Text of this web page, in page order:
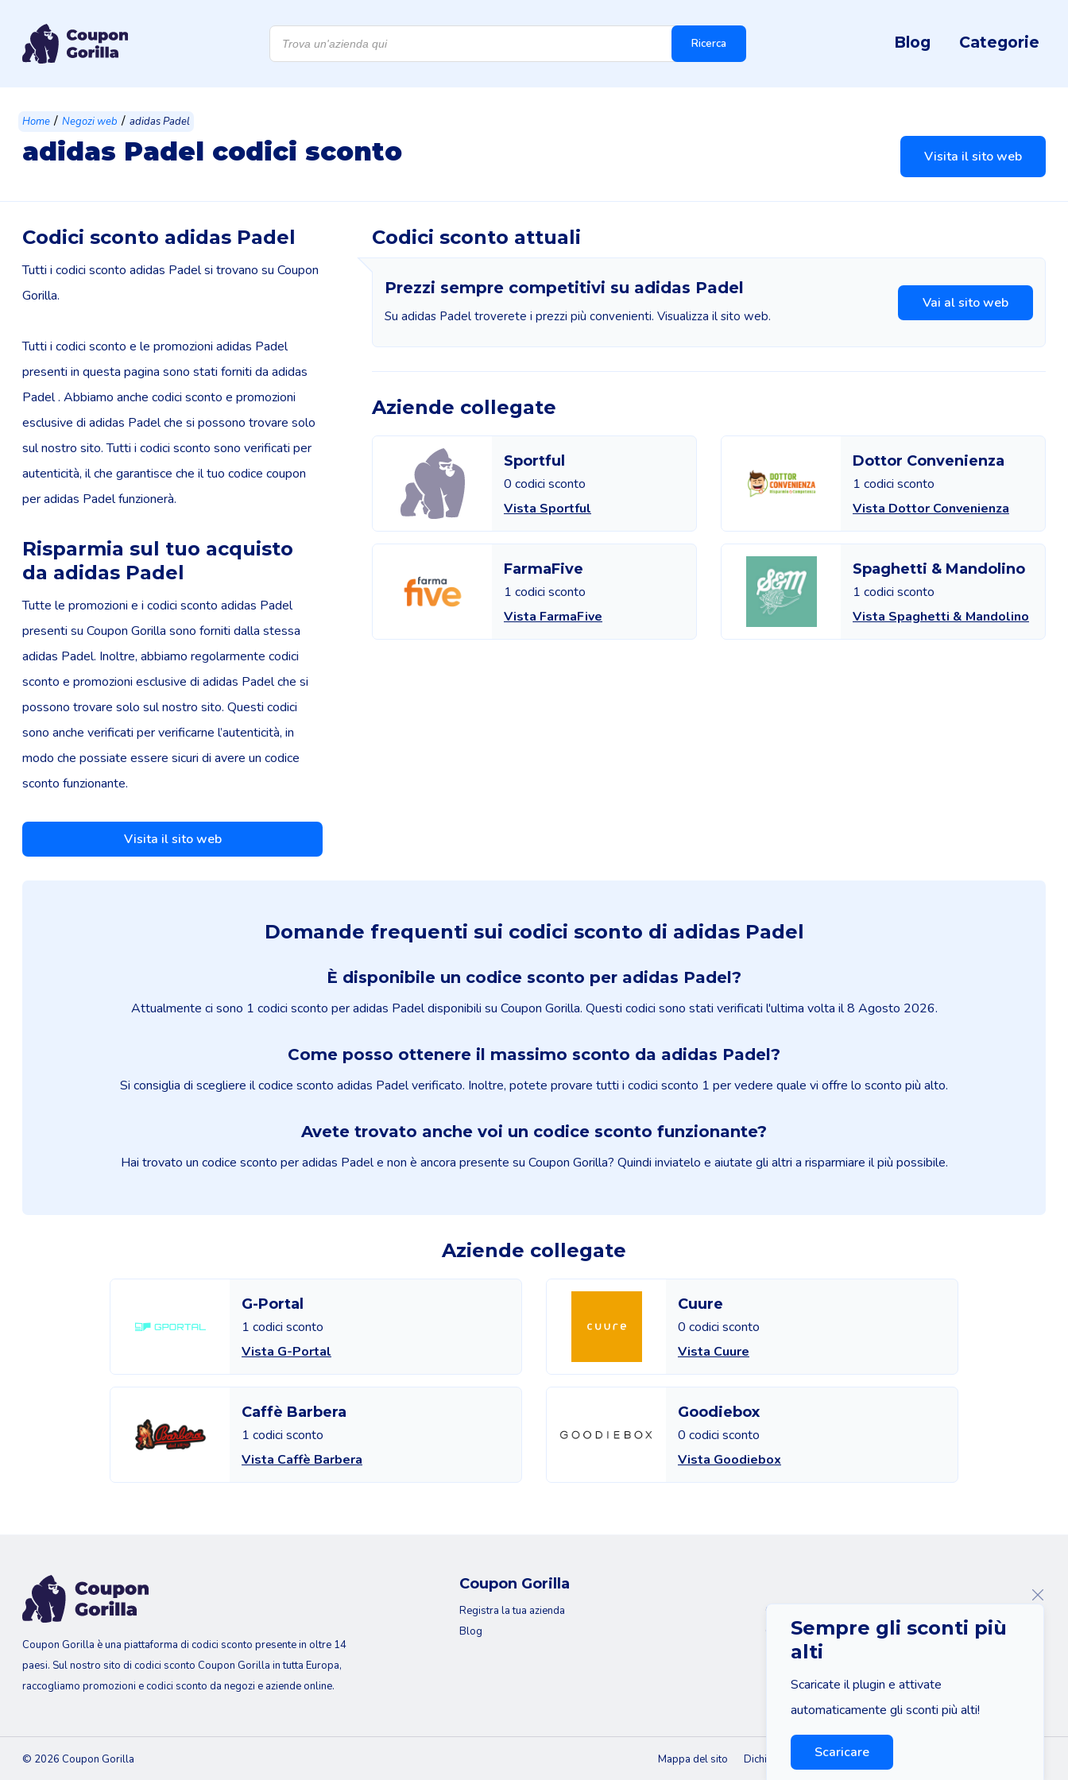
Products
search Ricerca Blog Categorie
Home / Negozi web / adidas Padel
adidas Padel codici sconto Visita il sito web
Codici sconto adidas Padel
Tutti i codici sconto adidas Padel si trovano su Coupon
Gorilla.
Tutti i codici sconto e le promozioni adidas Padel
presenti in questa pagina sono stati forniti da adidas
Padel . Abbiamo anche codici sconto e promozioni
esclusive di adidas Padel che si possono trovare solo
sul nostro sito. Tutti i codici sconto sono verificati per
autenticità, il che garantisce che il tuo codice coupon
per adidas Padel funzionerà.
Risparmia sul tuo acquisto
da adidas Padel
Tutte le promozioni e i codici sconto adidas Padel
presenti su Coupon Gorilla sono forniti dalla stessa
adidas Padel. Inoltre, abbiamo regolarmente codici
sconto e promozioni esclusive di adidas Padel che si
possono trovare solo sul nostro sito. Questi codici
sono anche verificati per verificarne l’autenticità, in
modo che possiate essere sicuri di avere un codice
sconto funzionante.
Visita il sito web
Codici sconto attuali
Prezzi sempre competitivi su adidas Padel
Su adidas Padel troverete i prezzi più convenienti. Visualizza il sito web.
Vai al sito web
Aziende collegate
Sportful
0 codici sconto
Vista Sportful
Dottor Convenienza
1 codici sconto
Vista Dottor Convenienza
FarmaFive
1 codici sconto
Vista FarmaFive
Spaghetti & Mandolino
1 codici sconto
Vista Spaghetti & Mandolino
Domande frequenti sui codici sconto di adidas Padel
È disponibile un codice sconto per adidas Padel?
Attualmente ci sono 1 codici sconto per adidas Padel disponibili su Coupon Gorilla. Questi codici sono stati verificati l'ultima volta il 8 Agosto 2026.
Come posso ottenere il massimo sconto da adidas Padel?
Si consiglia di scegliere il codice sconto adidas Padel verificato. Inoltre, potete provare tutti i codici sconto 1 per vedere quale vi offre lo sconto più alto.
Avete trovato anche voi un codice sconto funzionante?
Hai trovato un codice sconto per adidas Padel e non è ancora presente su Coupon Gorilla? Quindi inviatelo e aiutate gli altri a risparmiare il più possibile.
Aziende collegate
G-Portal
1 codici sconto
Vista G-Portal
Cuure
0 codici sconto
Vista Cuure
Caffè Barbera
1 codici sconto
Vista Caffè Barbera
Goodiebox
0 codici sconto
Vista Goodiebox
Sempre gli sconti più
alti
Scaricate il plugin e attivate
automaticamente gli sconti più alti!
Scaricare
Coupon Gorilla è una piattaforma di codici sconto presente in oltre 14
paesi. Sul nostro sito di codici sconto Coupon Gorilla in tutta Europa,
raccogliamo promozioni e codici sconto da negozi e aziende online.
Coupon Gorilla
Registra la tua azienda
Blog
Chi siamo
Contatto
© 2026 Coupon Gorilla Mappa del sito Dichiarazione di non responsabilità